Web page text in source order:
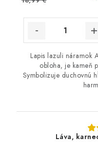
Lapis lazuli náramok
obloha, je kameň
Symbolizuje duchovnú
Láva,